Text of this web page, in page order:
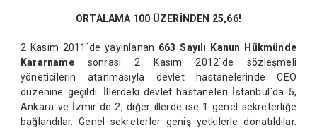
ORTALAMA 100 ÜZERİNDEN 25,66!
2 Kasım 2011`de yayınlanan 663 Sayılı Kanun Hükmünde
Kararnamesonrası 2 Kasım 2012`de sözleşmeli
yöneticilerin atanmasıyla devlet hastanelerinde CEO
düzenine geçildi. İllerdeki devlet hastaneleri İstanbul`da 5,
Ankara ve İzmir`de 2, diğer illerde ise 1 genel sekreterliğe
bağlandılar. Genel sekreterler geniş yetkilerle donatıldılar.